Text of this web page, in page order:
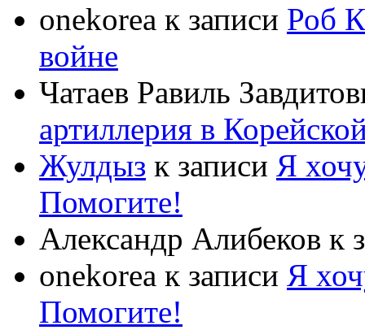
onekorea к записи Роб
войне
Чатаев Равиль
артиллерия в
Жулдыз к записи Я
Помогите!
Александр Алибеков к
onekorea к записи Я
Помогите!